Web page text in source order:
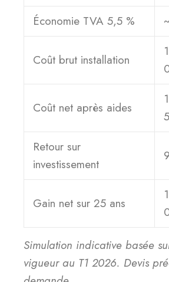
Économie TVA 5,5 %
Coût brut installation
Coût net après aides
Retour sur
investissement
Gain net sur 25 ans
Simulation indicative basée
vigueur au T1 2026. Devis